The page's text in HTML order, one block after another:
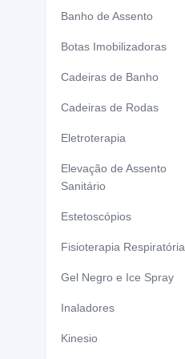
Banho de Assento
Botas Imobilizadoras
Cadeiras de Banho
Cadeiras de Rodas
Eletroterapia
Elevação de Assento
Sanitário
Estetoscópios
Fisioterapia Respiratória
Gel Negro e Ice Spray
Inaladores
Kinesio